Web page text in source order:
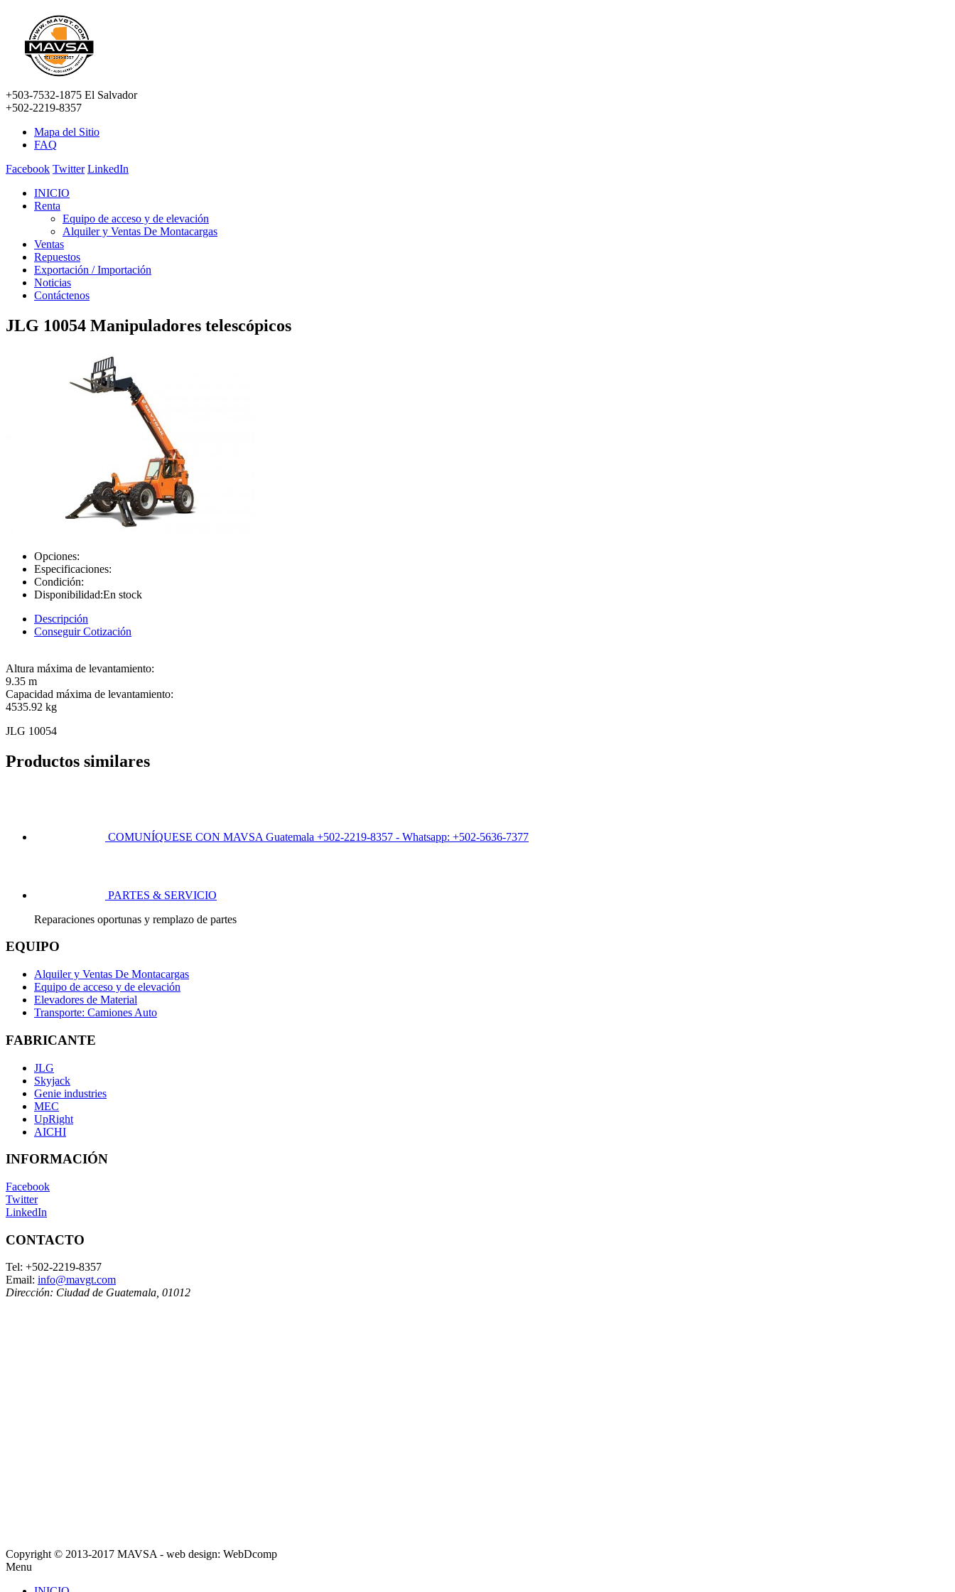
+503-7532-1875 El Salvador
+502-2219-8357
Mapa del Sitio
FAQ
Facebook Twitter LinkedIn
INICIO
Renta
Equipo de acceso y de elevación
Alquiler y Ventas De Montacargas
Ventas
Repuestos
Exportación / Importación
Noticias
Contáctenos
JLG 10054 Manipuladores telescópicos
Opciones:
Especificaciones:
Condición:
Disponibilidad:En stock
Descripción
Conseguir Cotización
Altura máxima de levantamiento:
9.35 m
Capacidad máxima de levantamiento:
4535.92 kg
JLG 10054
Productos similares
COMUNÍQUESE CON MAVSA Guatemala +502-2219-8357 - Whatsapp: +502-5636-7377
PARTES & SERVICIO
Reparaciones oportunas y remplazo de partes
EQUIPO
Alquiler y Ventas De Montacargas
Equipo de acceso y de elevación
Elevadores de Material
Transporte: Camiones Auto
FABRICANTE
JLG
Skyjack
Genie industries
MEC
UpRight
AICHI
INFORMACIÓN
Facebook
Twitter
LinkedIn
CONTACTO
Tel: +502-2219-8357
Email: info@mavgt.com
Dirección: Ciudad de Guatemala 01012
Copyright © 2013-2017 MAVSA - web design: WebDcomp
Menu